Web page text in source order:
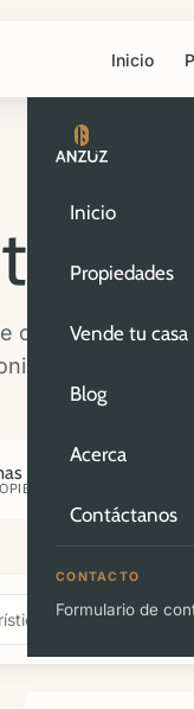
Inicio
Inicio
Propiedades
Vende tu casa
Blog
Acerca
Contáctanos
CONTACTO
Formulario de
tu
operamos.
video y
de Angelópolis